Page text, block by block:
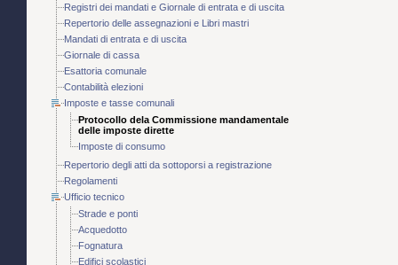
Registri dei mandati e Giornale di entrata e di uscita
Repertorio delle assegnazioni e Libri mastri
Mandati di entrata e di uscita
Giornale di cassa
Esattoria comunale
Contabilità elezioni
Imposte e tasse comunali
Protocollo dela Commissione mandamentale
delle imposte dirette
Imposte di consumo
Repertorio degli atti da sottoporsi a registrazione
Regolamenti
Ufficio tecnico
Strade e ponti
Acquedotto
Fognatura
Edifici scolastici